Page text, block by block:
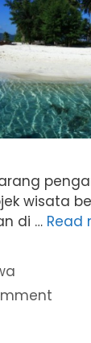
wisata
di … Read